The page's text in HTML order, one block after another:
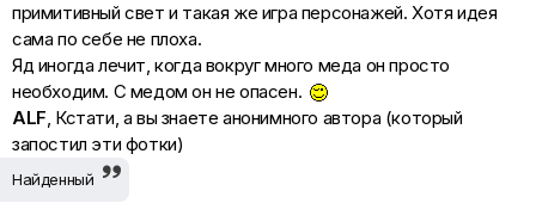
примитивный свет и такая же игра персонажей. Хотя идея
сама по себе не плоха.
Яд иногда лечит, когда вокруг много меда он просто
необходим. С медом он не опасен.
ALF, Кстати, а вы знаете анонимного автора (который
запостил эти фотки)
Найденный